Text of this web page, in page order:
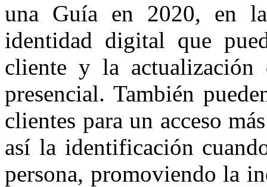
una Guía en 2020, en
identidad digital que
cliente y la
presencial. También
clientes para un acceso
así la identificación
persona, promoviendo la